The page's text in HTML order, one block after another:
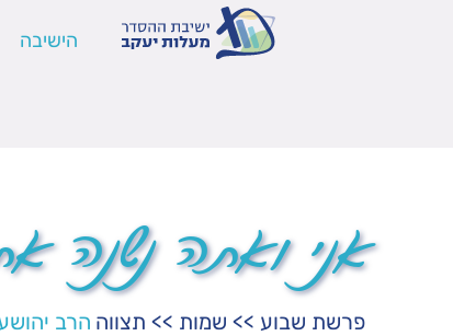
הישיבה
אני ואתה נשנה
פרשת שבוע >> שמות >> תצווה הרב